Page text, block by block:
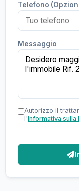
Telefono
Messaggio
Autorizzo il
l'Informativa sulla